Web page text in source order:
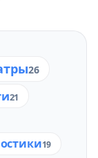
26
21
19